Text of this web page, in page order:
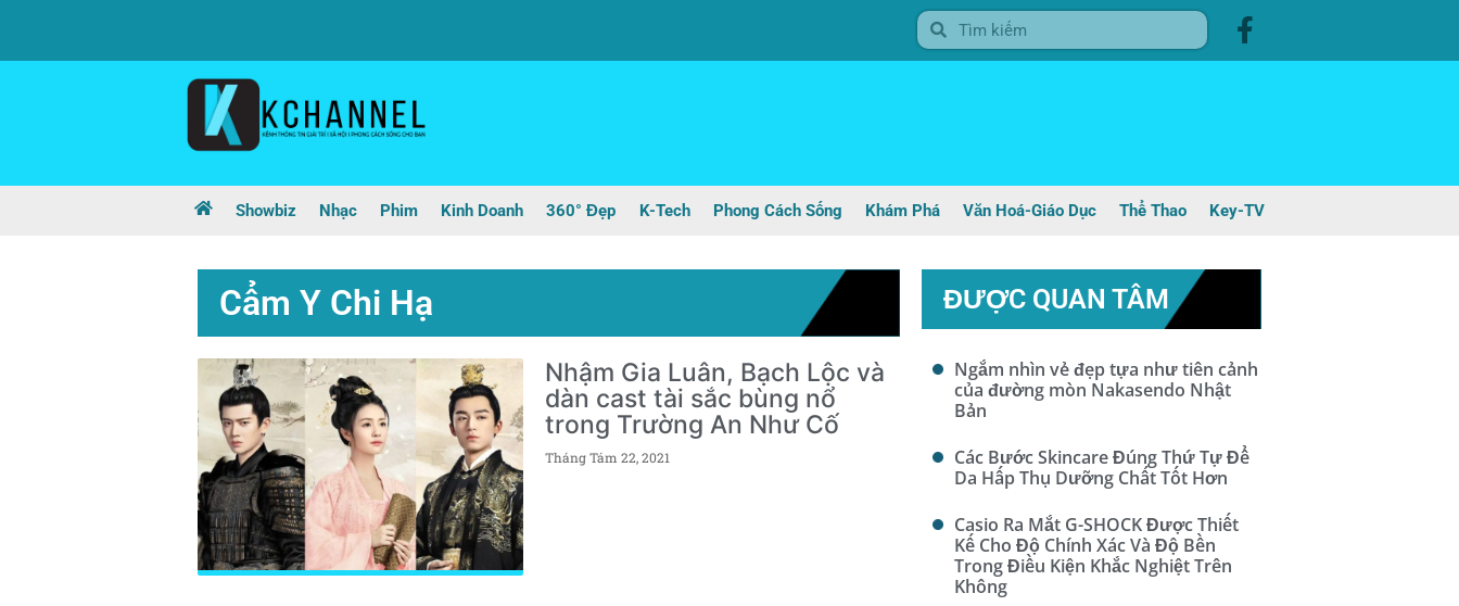
Showbiz Nhạc Phim Kinh Doanh 360° Đẹp K-Tech Phong Cách Sống Khám Phá Văn Hoá-Giáo Dục Thể Thao Key-TV
Cẩm Y Chi Hạ
Nhậm Gia Luân, Bạch Lộc và
dàn cast tài sắc bùng nổ
trong Trường An Như Cố
Tháng Tám 22, 2021
ĐƯỢC QUAN TÂM
Ngắm nhìn vẻ đẹp tựa như tiên cảnh
của đường mòn Nakasendo Nhật
Bản
Các Bước Skincare Đúng Thứ Tự Để
Da Hấp Thụ Dưỡng Chất Tốt Hơn
Casio Ra Mắt G-SHOCK Được Thiết
Kế Cho Độ Chính Xác Và Độ Bền
Trong Điều Kiện Khắc Nghiệt Trên
Không